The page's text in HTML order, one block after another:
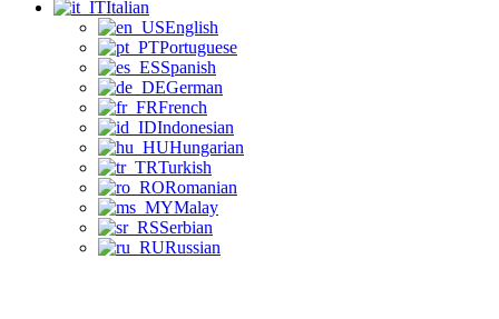
Italian
English
Portuguese
Spanish
German
French
Indonesian
Hungarian
Turkish
Romanian
Malay
Serbian
Russian